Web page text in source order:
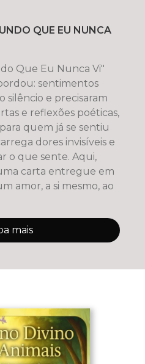
QUE EU NUNCA
Que Eu Nunca Vi"
sentimentos
silêncio e precisaram
quem já se sentiu
dores invisíveis e
o que sente. Aqui,
carta entregue em
amor, a si mesmo, ao
mais